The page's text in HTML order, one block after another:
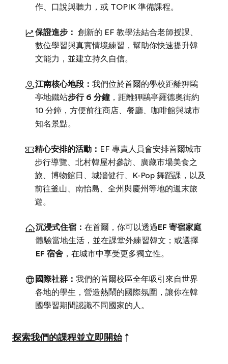
作、口說與聽力，或 TOPIK 準備課程。
保證進步： 創新的 EF 教學法結合老師授課、
數位學習與真實情境練習，幫助你快速提升韓
文能力，並建立持久自信。
江南核心地段： 我們位於首爾的學校距離狎鷗
亭地鐵站步行 6 分鐘，距離狎鷗亭羅德奧街約
10 分鐘，方便前往商店、餐廳、咖啡館與城市
知名景點。
精心安排的活動： EF 專責人員會安排首爾城市
步行導覽、北村韓屋村參訪、廣藏市場美食之
旅、博物館日、城牆健行、K-Pop 舞蹈課，以及
前往釜山、南怡島、全州與慶州等地的週末旅
遊。
沉浸式住宿： 在首爾，你可以透過EF 寄宿家庭
體驗當地生活，並在課堂外練習韓文；或選擇
EF 宿舍 ，在城市中享受更多獨立性。
國際社群： 我們的首爾校區全年吸引來自世界
各地的學生，營造熱鬧的國際氛圍，讓你在韓
國學習期間認識不同國家的人。
探索我們的課程並立即開始↑